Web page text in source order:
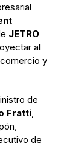
JETRO
al
y
de
Fratti,
de